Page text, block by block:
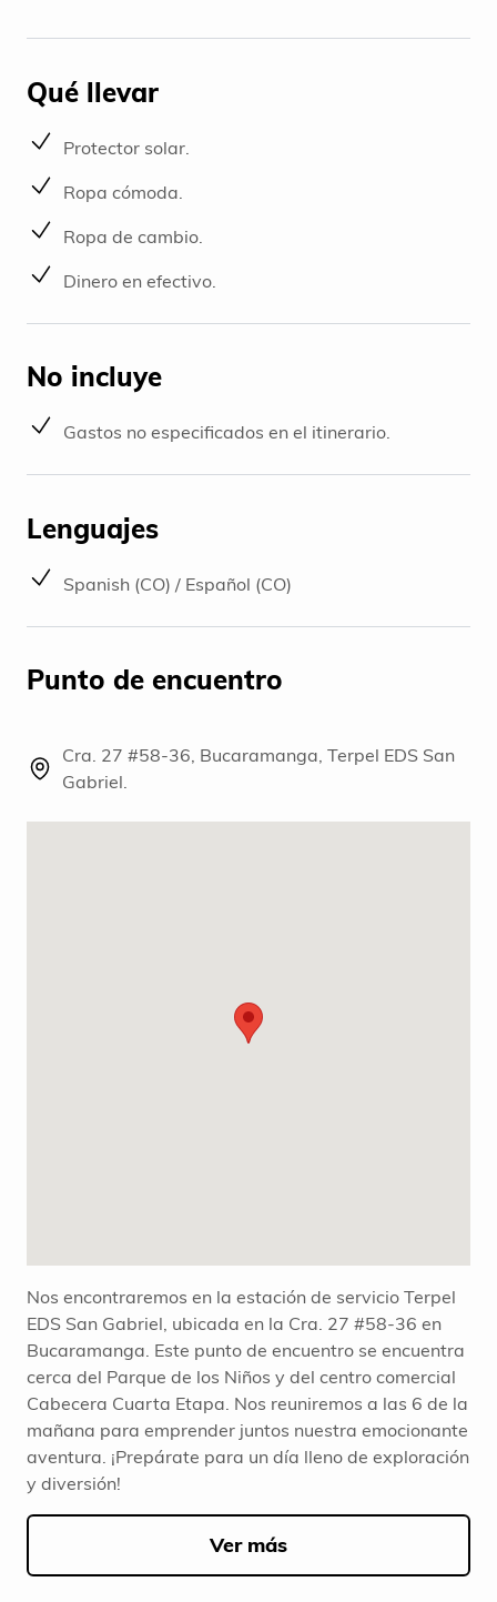
Qué llevar
Protector solar.
Ropa cómoda.
Ropa de cambio.
Dinero en efectivo.
No incluye
Gastos no especificados en el itinerario.
Lenguajes
Spanish (CO) / Español (CO)
Punto de encuentro
Cra. 27 #58-36, Bucaramanga, Terpel EDS San
Gabriel.
Nos encontraremos en la estación de servicio Terpel
EDS San Gabriel, ubicada en la Cra. 27 #58-36 en
Bucaramanga. Este punto de encuentro se encuentra
cerca del Parque de los Niños y del centro comercial
Cabecera Cuarta Etapa. Nos reuniremos a las 6 de la
mañana para emprender juntos nuestra emocionante
aventura. ¡Prepárate para un día lleno de exploración
y diversión!
Ver más